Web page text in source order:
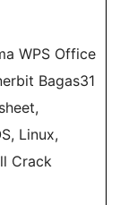
WPS Office
Bagas31
Linux,
Crack